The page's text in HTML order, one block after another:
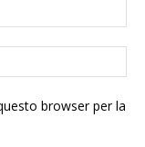
browser per la